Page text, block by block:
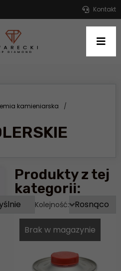
Kontakt
kamieniarska
/
Produkty z tej
kategorii:
Kolejność:
Brak w magazynie